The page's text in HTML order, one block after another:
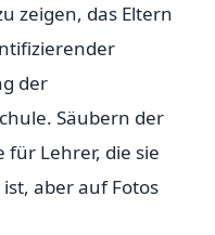
zeigen, das Eltern
der
Säubern der
Lehrer, die sie
aber auf Fotos